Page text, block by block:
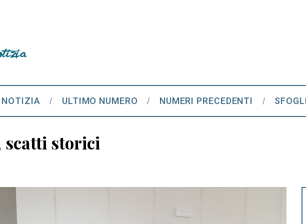
NOTIZIA ULTIMO NUMERO NUMERI PRECEDENTI
scatti storici